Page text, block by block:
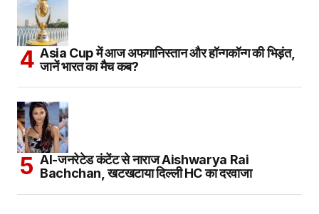
Asia Cup में आज अफगानिस्तान और हॉन्गकॉन्ग की भिड़ंत,
जानें भारत का मैच कब?
AI-जनरेटेड कंटेंट से नाराज Aishwarya Rai
Bachchan, खटखटाया दिल्ली HC का दरवाजा